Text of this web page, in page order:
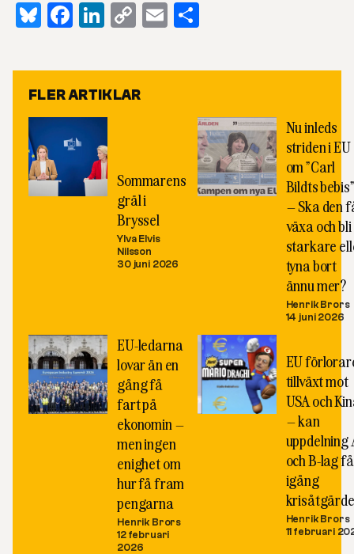
Bluesky
Facebook
LinkedIn
CopyEmail
FLER ARTIKLAR
Sommarens
gräl i
Bryssel
Ylva Elvis
Nilsson
30 juni 2026
Nu inleds
striden i EU
om ”Carl
Bildts bebis”
– Ska den
växa och bli
starkare
tyna bort
ännu mer?
Henrik Brors
14 juni 2026
EU-ledarna
lovar än en
gång få
fart på
ekonomin –
men ingen
enighet om
hur få fram
pengarna
Henrik Brors
12 februari
2026
EU
tillväxt mot
USA och
– kan
uppdelning
och B-lag få
igång
Henrik Brors
11 februari